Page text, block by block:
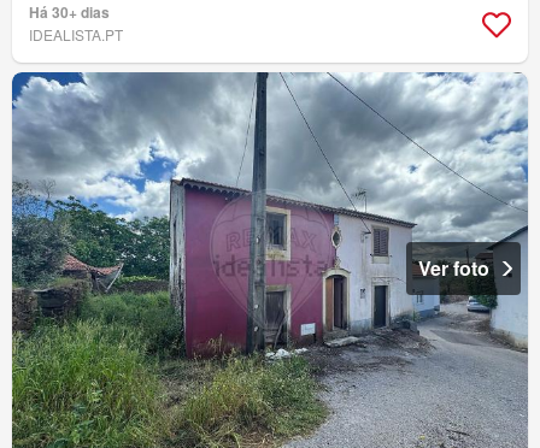
Há 30+ dias
IDEALISTA.PT
Ver foto